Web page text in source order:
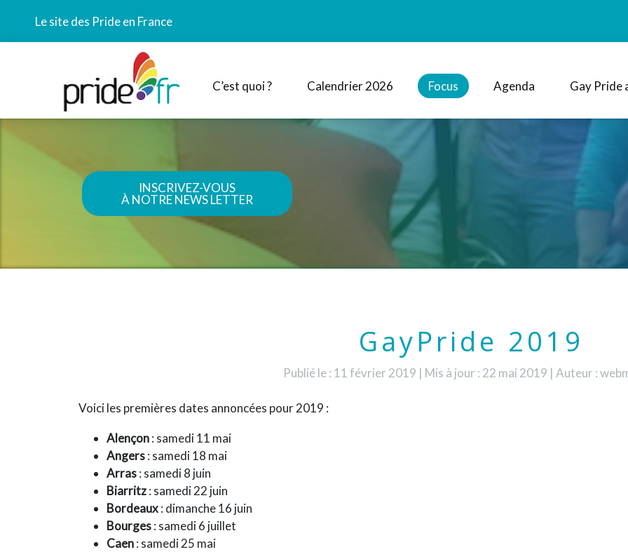
Le site des Pride en France
C’est quoi ? Calendrier 2026 Focus Agenda Gay Pride
INSCRIVEZ-VOUS
À NOTRE NEWS LETTER
GayPride 2019
Publié le : 11 février 2019 | Mis à jour : 22 mai 2019 | Auteur :
Voici les premières dates annoncées pour 2019 :
Alençon: samedi 11 mai
Angers: samedi 18 mai
Arras: samedi 8 juin
Biarritz: samedi 22 juin
Bordeaux: dimanche 16 juin
Bourges: samedi 6 juillet
Caen: samedi 25 mai